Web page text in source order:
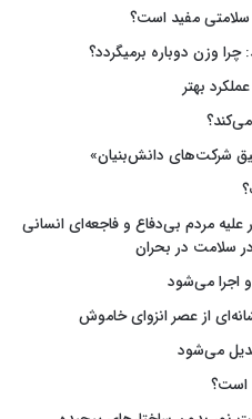
مفید است؟
چرا وزن دوباره برمیگردد؟
بهتر
شرکت‌های دانش‌بنیان»
علیه مردم بی‌دفاع و فاجعه‌ای انسانی
سلامت در بحران
و اجرا می‌شود
از عصر انزوای خاموش
می‌شود
است؟